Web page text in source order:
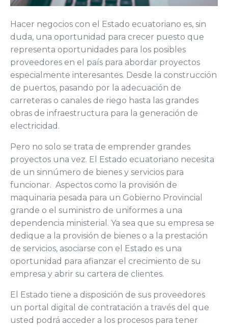
Hacer negocios con el Estado ecuatoriano es, sin
duda, una oportunidad para crecer puesto que
representa oportunidades para los posibles
proveedores en el país para abordar proyectos
especialmente interesantes. Desde la construcción
de puertos, pasando por la adecuación de
carreteras o canales de riego hasta las grandes
obras de infraestructura para la generación de
electricidad.
Pero no solo se trata de emprender grandes
proyectos una vez. El Estado ecuatoriano necesita
de un sinnúmero de bienes y servicios para
funcionar. Aspectos como la provisión de
maquinaria pesada para un Gobierno Provincial
grande o el suministro de uniformes a una
dependencia ministerial. Ya sea que su empresa se
dedique a la provisión de bienes o a la prestación
de servicios, asociarse con el Estado es una
oportunidad para afianzar el crecimiento de su
empresa y abrir su cartera de clientes.
El Estado tiene a disposición de sus proveedores
un portal digital de contratación a través del que
usted podrá acceder a los procesos para tener